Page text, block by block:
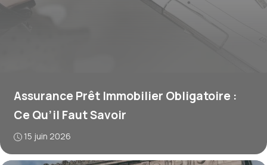
Assurance Prêt Immobilier Obligatoire :
Ce Qu’il Faut Savoir
15 juin 2026